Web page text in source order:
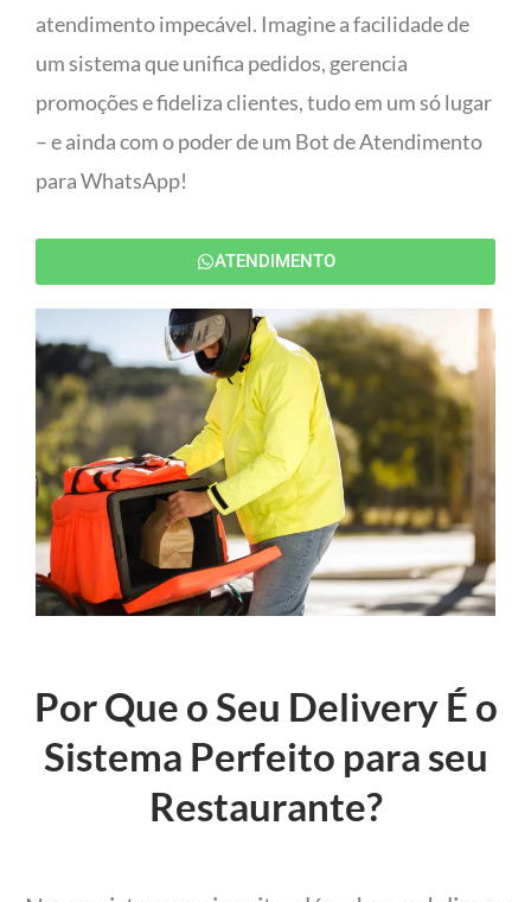
atendimento impecável. Imagine a facilidade de
um sistema que unifica pedidos, gerencia
promoções e fideliza clientes, tudo em um só lugar
– e ainda com o poder de um Bot de Atendimento
para WhatsApp!
ATENDIMENTO
Por Que o Seu Delivery É o
Sistema Perfeito para seu
Restaurante?